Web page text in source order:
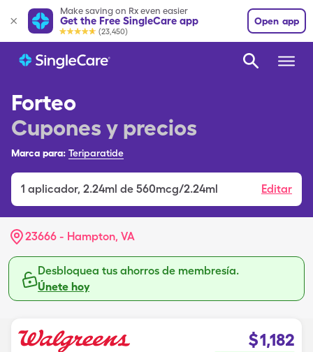
Make saving on Rx even easier
Get the Free SingleCare app
(23,450)
Open app
Forteo
Cupones y precios
Marca para: Teriparatide
1 aplicador, 2.24ml de 560mcg/2.24ml Editar
23666 - Hampton, VA
Desbloquea tus ahorros de membresía.
Únete hoy
$1,182